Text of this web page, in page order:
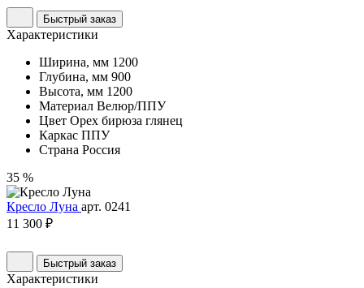
Быстрый заказ
Характеристики
Ширина, мм 1200
Глубина, мм 900
Высота, мм 1200
Материал Велюр/ППУ
Цвет Орех бирюза глянец
Каркас ППУ
Страна Россия
35 %
Кресло Луна арт. 0241
11 300 ₽
Быстрый заказ
Характеристики